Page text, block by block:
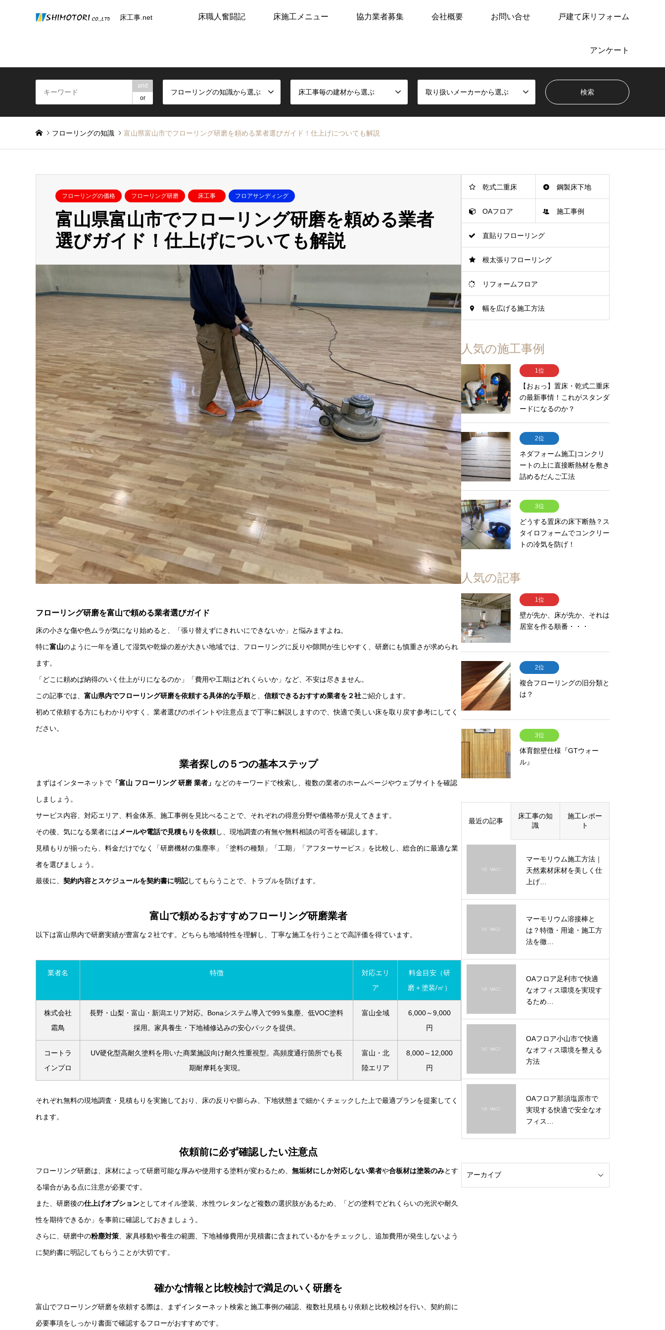
床工事.net 床職人奮闘記 床施工メニュー 協力業者募集 会社概要 お問い合せ 戸建て床リフォーム
アンケート
and
or
フローリングの知識から選ぶ 床工事毎の建材から選ぶ 取り扱いメーカーから選ぶ
フローリングの知識 富山県富山市でフローリング研磨を頼める業者選びガイド！仕上げについても解説
フローリングの価格 フローリング研磨 床工事 フロアサンディング
富山県富山市でフローリング研磨を頼める業者
選びガイド！仕上げについても解説
フローリング研磨を富山で頼める業者選びガイド
床の小さな傷や色ムラが気になり始めると、「張り替えずにきれいにできないか」と悩みますよね。
特に富山のように一年を通して湿気や乾燥の差が大きい地域では、フローリングに反りや隙間が生じやすく、研磨にも慎重さが求められ
ます。
「どこに頼めば納得のいく仕上がりになるのか」「費用や工期はどれくらいか」など、不安は尽きません。
この記事では、 富山県内でフローリング研磨を依頼する具体的な手順と、 信頼できるおすすめ業者を２社ご紹介します。
初めて依頼する方にもわかりやすく、業者選びのポイントや注意点まで丁寧に解説しますので、快適で美しい床を取り戻す参考にしてく
ださい。
業者探しの５つの基本ステップ
まずはインターネットで 「富山 フローリング 研磨 業者」 などのキーワードで検索し、複数の業者のホームページやウェブサイトを確認
しましょう。
サービス内容、対応エリア、料金体系、施工事例を見比べることで、それぞれの得意分野や価格帯が見えてきます。
その後、気になる業者には メールや電話で見積もりを依頼し、現地調査の有無や無料相談の可否を確認します。
見積もりが揃ったら、料金だけでなく「研磨機材の集塵率」「塗料の種類」「工期」「アフターサービス」を比較し、総合的に最適な業
者を選びましょう。
最後に、 契約内容とスケジュールを契約書に明記してもらうことで、トラブルを防げます。
富山で頼めるおすすめフローリング研磨業者
以下は富山県内で研磨実績が豊富な２社です。どちらも地域特性を理解し、丁寧な施工を行うことで高評価を得ています。
業者名 特徴
対応エリ
ア
料金目安（研
磨＋塗装/㎡）
株式会社
霜鳥
長野・山梨・富山・新潟エリア対応。Bonaシステム導入で99％集塵、低VOC塗料
採用。家具養生・下地補修込みの安心パックを提供。
富山全域
6,000～9,000
円
コートラ
インプロ
UV硬化型高耐久塗料を用いた商業施設向け耐久性重視型。高頻度通行箇所でも長
期耐摩耗を実現。
富山・北
陸エリア
8,000～12,000
円
それぞれ無料の現地調査・見積もりを実施しており、床の反りや膨らみ、下地状態まで細かくチェックした上で最適プランを提案してく
れます。
依頼前に必ず確認したい注意点
フローリング研磨は、床材によって研磨可能な厚みや使用する塗料が変わるため、 無垢材にしか対応しない業者や合板材は塗装のみとす
る場合がある点に注意が必要です。
また、研磨後の仕上げオプションとしてオイル塗装、水性ウレタンなど複数の選択肢があるため、「どの塗料でどれくらいの光沢や耐久
性を期待できるか」を事前に確認しておきましょう。
さらに、研磨中の粉塵対策、家具移動や養生の範囲、下地補修費用が見積書に含まれているかをチェックし、追加費用が発生しないよう
に契約書に明記してもらうことが大切です。
確かな情報と比較検討で満足のいく研磨を
富山でフローリング研磨を依頼する際は、まずインターネット検索と施工事例の確認、複数社見積もり依頼と比較検討を行い、契約前に
必要事項をしっかり書面で確認するフローがおすすめです。
乾式二重床 鋼製床下地
OAフロア 施工事例
直貼りフローリング
根太張りフローリング
リフォームフロア
幅を広げる施工方法
人気の施工事例
1位
【おぉっ】置床・乾式二重床
の最新事情！これがスタンダ
ードになるのか？
2位
ネダフォーム施工|コンクリ
ートの上に直接断熱材を敷き
詰めるだんご工法
3位
どうする置床の床下断熱？ス
タイロフォームでコンクリー
トの冷気を防げ！
人気の記事
1位
壁が先か、床が先か、それは
居室を作る順番・・・
2位
複合フローリングの旧分類と
は？
3位
体育館壁仕様『GTウォー
ル』
最近の記事
床工事の知
識
施工レポー
ト
マーモリウム施工方法｜
天然素材床材を美しく仕
上げ…
マーモリウム溶接棒と
は？特徴・用途・施工方
法を徹…
OAフロア足利市で快適
なオフィス環境を実現す
るため…
OAフロア小山市で快適
なオフィス環境を整える
方法
OAフロア那須塩原市で
実現する快適で安全なオ
フィス…